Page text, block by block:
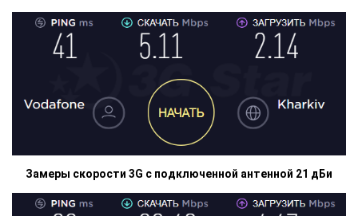
Замеры скорости 3G с подключенной антенной 21 дБи